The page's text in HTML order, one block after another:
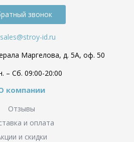
звонок
sales@stroy-id.ru
Маргелова, д. 5А, оф. 50
– Cб. 09:00-20:00
компании
Отзывы
и оплата
и скидки